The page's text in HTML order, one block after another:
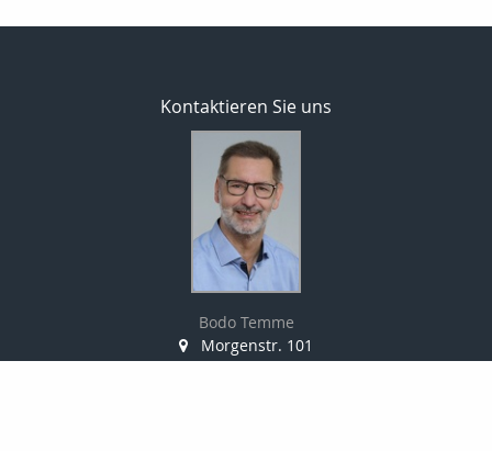
Kontaktieren Sie uns
Bodo Temme
Morgenstr. 101
59423 Unna